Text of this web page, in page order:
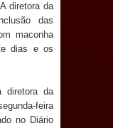
Marí
em
diretora da
das
maconha
dias e os
diretora da
feira
no Diário